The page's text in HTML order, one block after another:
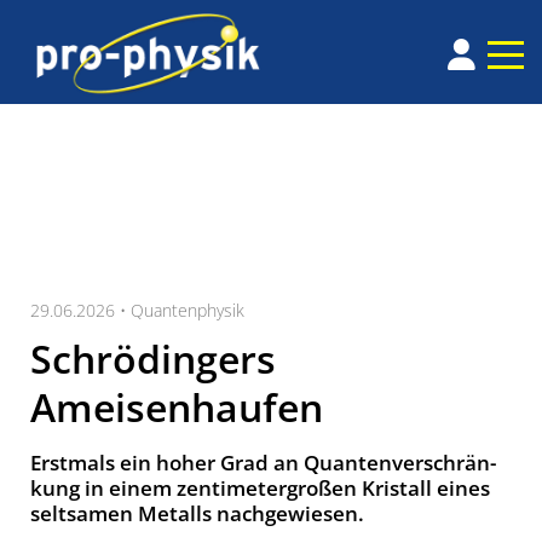
29.06.2026 • Quantenphysik
Schrödingers
Ameisenhaufen
Erst­mals ein hoher Grad an Quan­ten­ver­schrän­
kung in ei­nem zen­ti­me­ter­gro­ßen Kris­tall eines
selt­sa­men Me­talls nach­ge­wie­sen.